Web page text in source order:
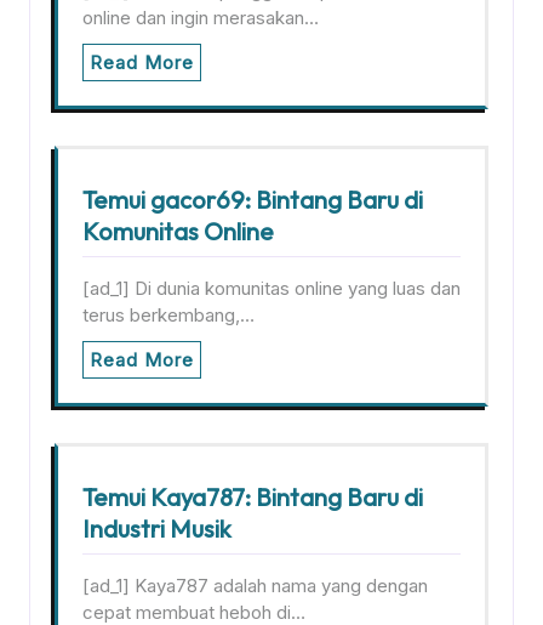
online dan ingin merasakan…
Read More
Temui gacor69: Bintang Baru di
Komunitas Online
[ad_1] Di dunia komunitas online yang luas dan
terus berkembang,…
Read More
Temui Kaya787: Bintang Baru di
Industri Musik
[ad_1] Kaya787 adalah nama yang dengan
cepat membuat heboh di…